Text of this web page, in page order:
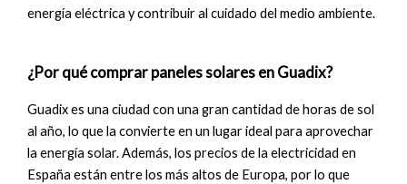
energía eléctrica y contribuir al cuidado del medio ambiente.
¿Por qué comprar paneles solares en Guadix?
Guadix es una ciudad con una gran cantidad de horas de sol
al año, lo que la convierte en un lugar ideal para aprovechar
la energía solar. Además, los precios de la electricidad en
España están entre los más altos de Europa, por lo que